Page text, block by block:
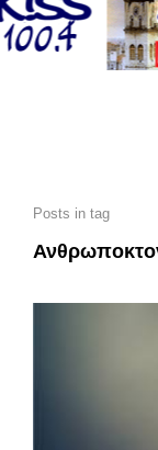
Posts in tag